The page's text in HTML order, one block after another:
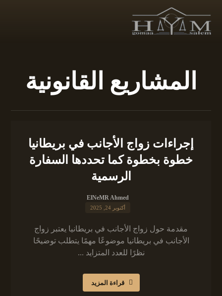
المشاريع القانونية
إجراءات زواج الأجانب في بريطانيا
خطوة بخطوة كما تحددها السفارة
الرسمية
ElNeMR Ahmed
أكتوبر 24, 2025
مقدمة حول زواج الأجانب في بريطانيا يعتبر زواج
الأجانب في بريطانيا موضوعًا مهمًا يتطلب توضيحًا
نظرًا للعدد المتزايد ...
قراءة المزيد